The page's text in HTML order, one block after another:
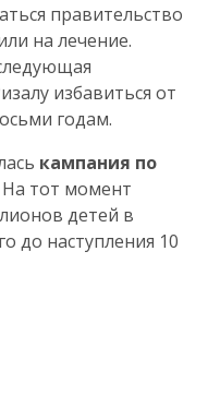
правительство
на лечение.
избавиться от
годам.
кампания по
На тот момент
детей в
до наступления 10